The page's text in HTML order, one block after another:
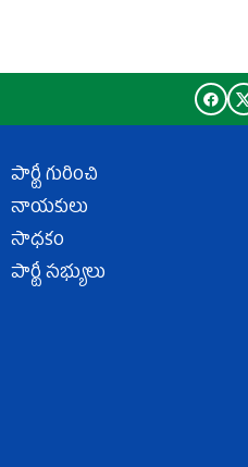
పార్టీ గురించి
నాయకులు
సాధకం
పార్టీ సభ్యులు